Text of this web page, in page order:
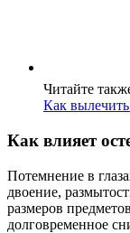
Читайте
Как вылечить
Как влияет
Потемнение в
двоение,
размеров
долговременное